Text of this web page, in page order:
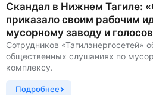
Скандал в Нижнем Тагиле:
приказало своим рабочим
мусорному заводу и
Сотрудников «Тагилэнергосетей»
общественных слушаниях по
комплексу.
Подробнее